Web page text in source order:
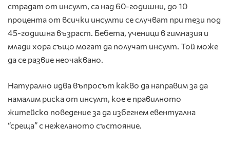
страдат от инсулт, са над 60-годишни, до 10
процента от всички инсулти се случват при тези под
45-годишна възраст. Бебета, ученици в гимназия и
млади хора също могат да получат инсулт. Той може
да се развие неочаквано.
Натурално идва въпросът какво да направим за да
намалим риска от инсулт, кое е правилното
житейско поведение за да избегнем евентуална
“среща” с нежеланото състояние.